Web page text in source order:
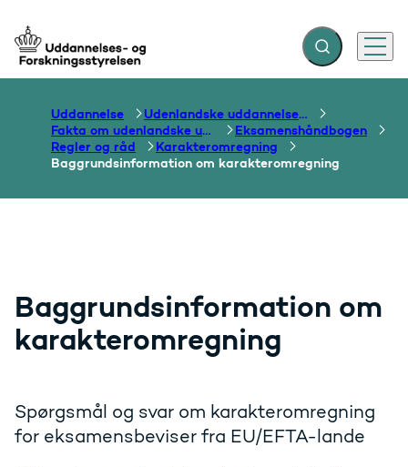
Gå til forsiden Fold søgefelt ud
Menu
Uddannelse
Udenlandske uddannelser og dokumentation over grænser
Fakta om udenlandske uddannelser
Eksamenshåndbogen
Regler og råd
Karakteromregning
Baggrundsinformation om karakteromregning
Baggrundsinformation om
karakteromregning
Spørgsmål og svar om karakteromregning
for eksamensbeviser fra EU/EFTA-lande